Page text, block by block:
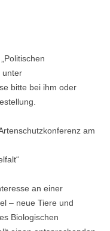
unter
bitte bei ihm oder
am
an einer
– neue Tiere und
Biologischen